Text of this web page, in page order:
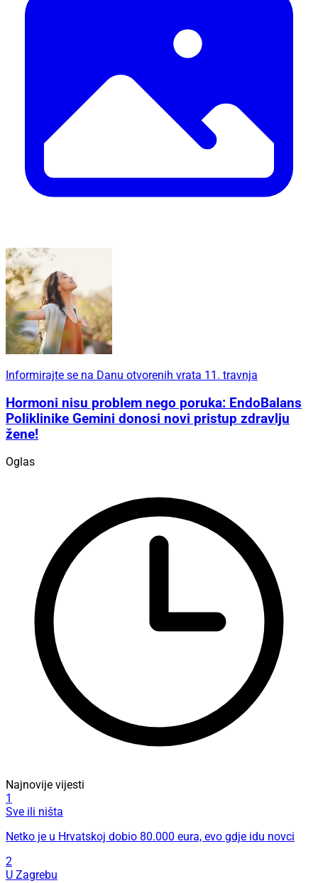
Informirajte se na Danu otvorenih vrata 11. travnja
Hormoni nisu problem nego poruka: EndoBalans
Poliklinike Gemini donosi novi pristup zdravlju
žene!
Oglas
Najnovije vijesti
1
Sve ili ništa
Netko je u Hrvatskoj dobio 80.000 eura, evo gdje idu novci
2
U Zagrebu